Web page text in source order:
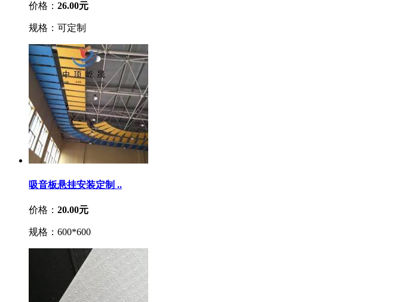
价格： 26.00元
规格：可定制
吸音板悬挂安装定制 ..
价格： 20.00元
规格：600*600